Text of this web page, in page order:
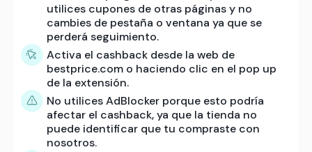
utilices cupones de otras páginas y no
cambies de pestaña o ventana ya que se
perderá seguimiento.
Activa el cashback desde la web de
bestprice.com o haciendo clic en el pop up
de la extensión.
No utilices AdBlocker porque esto podría
afectar el cashback, ya que la tienda no
puede identificar que tu compraste con
nosotros.